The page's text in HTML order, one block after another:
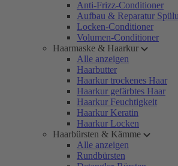
Anti-Frizz-Conditioner
Aufbau & Reparatur
Locken-Conditioner
Volumen-Conditioner
Haarmaske & Haarkur
Alle anzeigen
Haarbutter
Haarkur trockenes Haar
Haarkur gefärbtes Haar
Haarkur Feuchtigkeit
Haarkur Keratin
Haarkur Locken
Haarbürsten & Kämme
Alle anzeigen
Rundbürsten